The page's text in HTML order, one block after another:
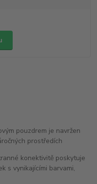
pouzdrem je navržen
prostředích
konektivitě poskytuje
s vynikajícími barvami,